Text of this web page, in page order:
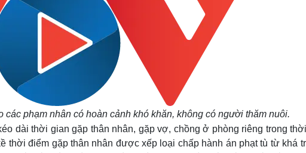
các phạm nhân có hoàn cảnh khó khăn, không có người thăm nuôi.
dài thời gian gặp thân nhân, gặp vợ, chồng ở phòng riêng trong
thời điểm gặp thân nhân được xếp loại chấp hành án phạt tù từ khá